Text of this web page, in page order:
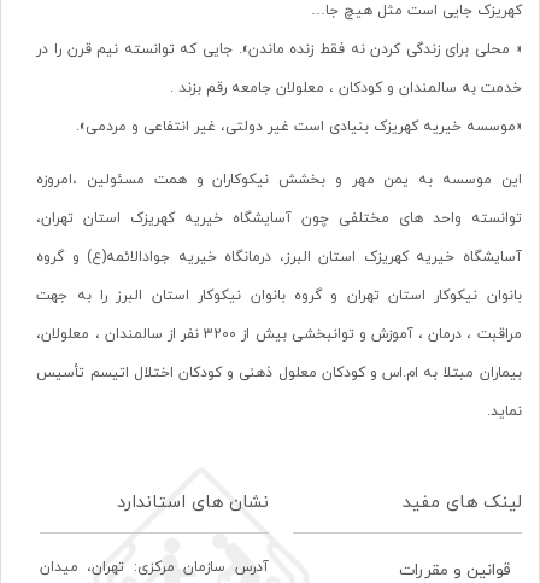
کهریزک جایی است مثل هیچ جا…
« محلی برای زندگی کردن نه فقط زنده ماندن». جایی که توانسته نیم قرن را در
خدمت به سالمندان و کودکان ، معلولان جامعه رقم بزند .
«موسسه خیریه کهریزک بنیادی است غیر دولتی، غیر انتفاعی و مردمی».
این موسسه به یمن مهر و بخشش نیکوکاران و همت مسئولین ،امروزه
توانسته واحد های مختلفی چون آسایشگاه خیریه کهریزک استان تهران،
آسایشگاه خیریه کهریزک استان البرز، درمانگاه خیریه جوادالائمه(ع) و گروه
بانوان نیکوکار استان تهران و گروه بانوان نیکوکار استان البرز را به جهت
مراقبت ، درمان ، آموزش و توانبخشی بیش از 3200 نفر از سالمندان ، معلولان،
بیماران مبتلا به ام.اس و کودکان معلول ذهنی و کودکان اختلال اتیسم تأسیس
نماید.
لینک های مفید
قوانین و مقررات
نشان های استاندارد
آدرس سازمان مرکزی: تهران، ميدان